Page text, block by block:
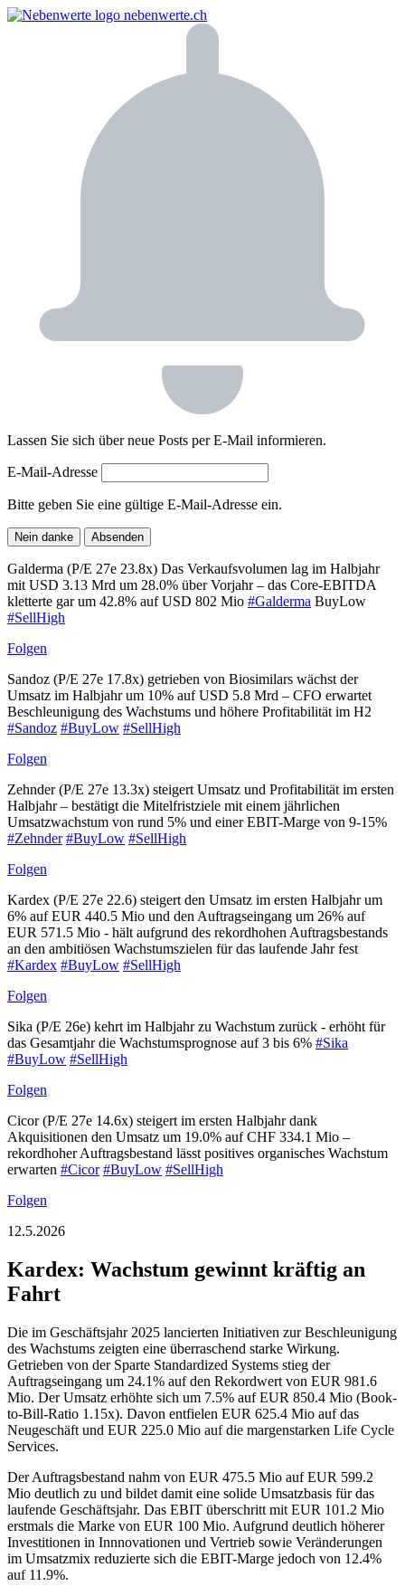
nebenwerte.ch
Lassen Sie sich über neue Posts per E-Mail informieren.
E-Mail-Adresse
Bitte geben Sie eine gültige E-Mail-Adresse ein.
Nein danke Absenden
Galderma (P/E 27e 23.8x) Das Verkaufsvolumen lag im Halbjahr
mit USD 3.13 Mrd um 28.0% über Vorjahr – das Core-EBITDA
kletterte gar um 42.8% auf USD 802 Mio #Galderma BuyLow
#SellHigh
Folgen
Sandoz (P/E 27e 17.8x) getrieben von Biosimilars wächst der
Umsatz im Halbjahr um 10% auf USD 5.8 Mrd – CFO erwartet
Beschleunigung des Wachstums und höhere Profitabilität im H2
#Sandoz #BuyLow #SellHigh
Folgen
Zehnder (P/E 27e 13.3x) steigert Umsatz und Profitabilität im ersten
Halbjahr – bestätigt die Mitelfristziele mit einem jährlichen
Umsatzwachstum von rund 5% und einer EBIT-Marge von 9-15%
#Zehnder #BuyLow #SellHigh
Folgen
Kardex (P/E 27e 22.6) steigert den Umsatz im ersten Halbjahr um
6% auf EUR 440.5 Mio und den Auftragseingang um 26% auf
EUR 571.5 Mio - hält aufgrund des rekordhohen Auftragsbestands
an den ambitiösen Wachstumszielen für das laufende Jahr fest
#Kardex #BuyLow #SellHigh
Folgen
Sika (P/E 26e) kehrt im Halbjahr zu Wachstum zurück - erhöht für
das Gesamtjahr die Wachstumsprognose auf 3 bis 6% #Sika
#BuyLow #SellHigh
Folgen
Cicor (P/E 27e 14.6x) steigert im ersten Halbjahr dank
Akquisitionen den Umsatz um 19.0% auf CHF 334.1 Mio –
rekordhoher Auftragsbestand lässt positives organisches Wachstum
erwarten #Cicor #BuyLow #SellHigh
Folgen
12.5.2026
Kardex: Wachstum gewinnt kräftig an
Fahrt
Die im Geschäftsjahr 2025 lancierten Initiativen zur Beschleunigung
des Wachstums zeigten eine überraschend starke Wirkung.
Getrieben von der Sparte Standardized Systems stieg der
Auftragseingang um 24.1% auf den Rekordwert von EUR 981.6
Mio. Der Umsatz erhöhte sich um 7.5% auf EUR 850.4 Mio (Book-
to-Bill-Ratio 1.15x). Davon entfielen EUR 625.4 Mio auf das
Neugeschäft und EUR 225.0 Mio auf die margenstarken Life Cycle
Services.
Der Auftragsbestand nahm von EUR 475.5 Mio auf EUR 599.2
Mio deutlich zu und bildet damit eine solide Umsatzbasis für das
laufende Geschäftsjahr. Das EBIT überschritt mit EUR 101.2 Mio
erstmals die Marke von EUR 100 Mio. Aufgrund deutlich höherer
Investitionen in Innnovationen und Vertrieb sowie Veränderungen
im Umsatzmix reduzierte sich die EBIT-Marge jedoch von 12.4%
auf 11.9%.